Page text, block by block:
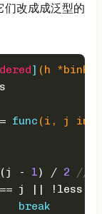
们改成成泛型的
] (h
func (i, j int
(j -
1) / 2
//
j ||
break